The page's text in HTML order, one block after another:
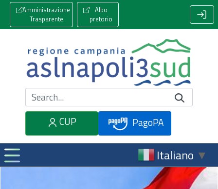
Amministrazione
Trasparente
Albo
pretorio
Cerca nel sito
CUP
PagoPA
Italiano ▼